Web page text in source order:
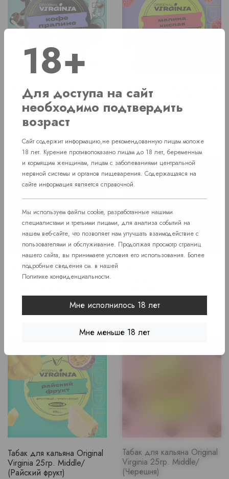
Табак для кальяна Original
Virginia 25гр. Strong/
(Кофе пралине)
В наличии
Табак для кальяна Original
Virginia 25гр. Middle/
(Малина кислая)
Табак для кальяна Original
Virginia 25гр. Middle/
Price
199 руб.
В наличии
Price
199 руб.
Табак для кальяна Original
Virginia 25гр. Middle/
(Райский фрукт)
Табак для кальяна Original
Virginia 25гр. Middle/
(Черешня)
18+
Для доступа на сайт
необходимо подтвердить
возраст
Сайт содержит информацию,не рекомендованную лицам моложе
18 лет. Курение противопоказано лицам до 18 лет, беременным
и кормящим женщинам, лицам с заболеваниями центральной
нервной системы и органов пищеварения. Содержащаяся на
сайте информация является справочной.
Мы используем файлы cookie, разработанные нашими
специалистами и третьими лицами, для анализа событий на
нашем веб-сайте, что позволяет нам улучшать взаимодействие с
пользователями и обслуживание. Продолжая просмотр страниц
нашего сайта, вы принимаете условия его использования. Более
подробные сведения см. в нашей
Политике конфиденциальности.
Мне исполнилось 18 лет
Мне меньше 18 лет